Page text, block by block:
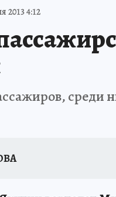
2013 4:12
среди